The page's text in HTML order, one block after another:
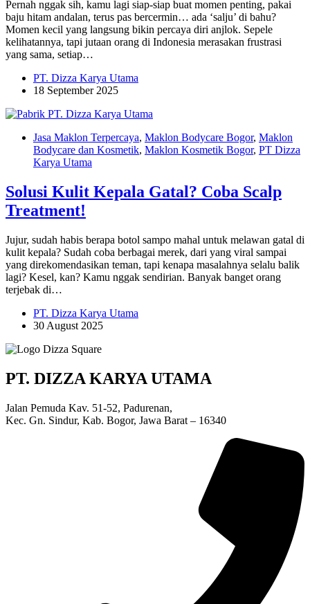
Pernah nggak sih, kamu lagi siap-siap buat momen penting, pakai
baju hitam andalan, terus pas bercermin… ada ‘salju’ di bahu?
Momen kecil yang langsung bikin percaya diri anjlok. Sepele
kelihatannya, tapi jutaan orang di Indonesia merasakan frustrasi
yang sama, setiap…
PT. Dizza Karya Utama
18 September 2025
Jasa Maklon Terpercaya, Maklon Bodycare Bogor, Maklon
Bodycare dan Kosmetik, Maklon Kosmetik Bogor, PT Dizza
Karya Utama
Solusi Kulit Kepala Gatal? Coba Scalp
Treatment!
Jujur, sudah habis berapa botol sampo mahal untuk melawan gatal di
kulit kepala? Sudah coba berbagai merek, dari yang viral sampai
yang direkomendasikan teman, tapi kenapa masalahnya selalu balik
lagi? Kesel, kan? Kamu nggak sendirian. Banyak banget orang
terjebak di…
PT. Dizza Karya Utama
30 August 2025
PT. DIZZA KARYA UTAMA
Jalan Pemuda Kav. 51-52, Padurenan,
Kec. Gn. Sindur, Kab. Bogor, Jawa Barat – 16340